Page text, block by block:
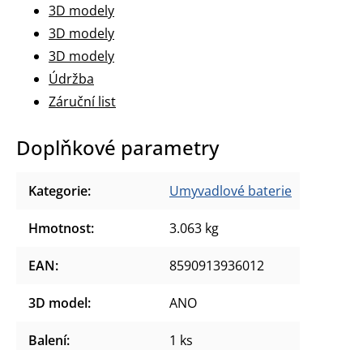
3D modely
3D modely
3D modely
Údržba
Záruční list
Doplňkové parametry
Kategorie: Umyvadlové baterie
Hmotnost: 3.063 kg
EAN: 8590913936012
3D model: ANO
Balení: 1 ks